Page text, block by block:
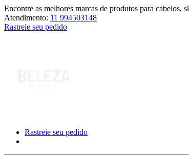
Encontre as melhores marcas de produtos para
Atendimento: 11 994503148
Rastreie seu pedido
Rastreie seu pedido